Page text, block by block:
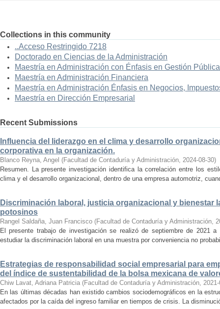
Collections in this community
..Acceso Restringido 7218
Doctorado en Ciencias de la Administración
Maestría en Administración con Énfasis en Gestión Pública
Maestría en Administración Financiera
Maestría en Administración Énfasis en Negocios,
Maestría en Dirección Empresarial
Recent Submissions
Influencia del liderazgo en el clima y desarrollo
corporativa en la organización.
Blanco Reyna, Angel (Facultad de Contaduría y Administración, 2024-08-30)
Resumen. La presente investigación identifica la correlación entre los
clima y el desarrollo organizacional, dentro de una empresa automotriz,
Discriminación laboral, justicia organizacional y bienestar
potosinos
Rangel Saldaña, Juan Francisco (Facultad de Contaduría y Administración,
El presente trabajo de investigación se realizó de septiembre de 2021
estudiar la discriminación laboral en una muestra por conveniencia no
Estrategias de responsabilidad social empresarial para
del índice de sustentabilidad de la bolsa mexicana de
Chiw Lavat, Adriana Patricia (Facultad de Contaduría y Administración,
En las últimas décadas han existido cambios sociodemográficos en la
afectados por la caída del ingreso familiar en tiempos de crisis. La